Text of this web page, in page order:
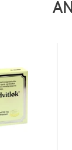
etter avtale
barn under 3 år
inneholder vitamin
grader)